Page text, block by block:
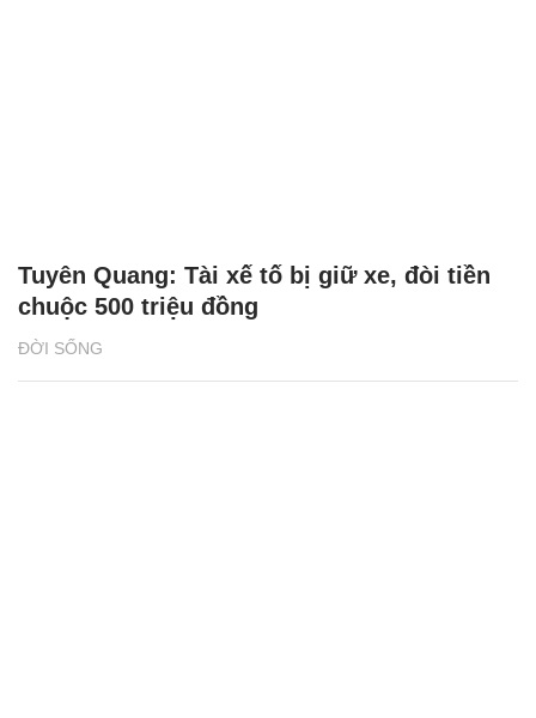
ĐỜI SỐNG
Tuyên Quang: Tài xế tố bị giữ xe, đòi tiền
chuộc 500 triệu đồng